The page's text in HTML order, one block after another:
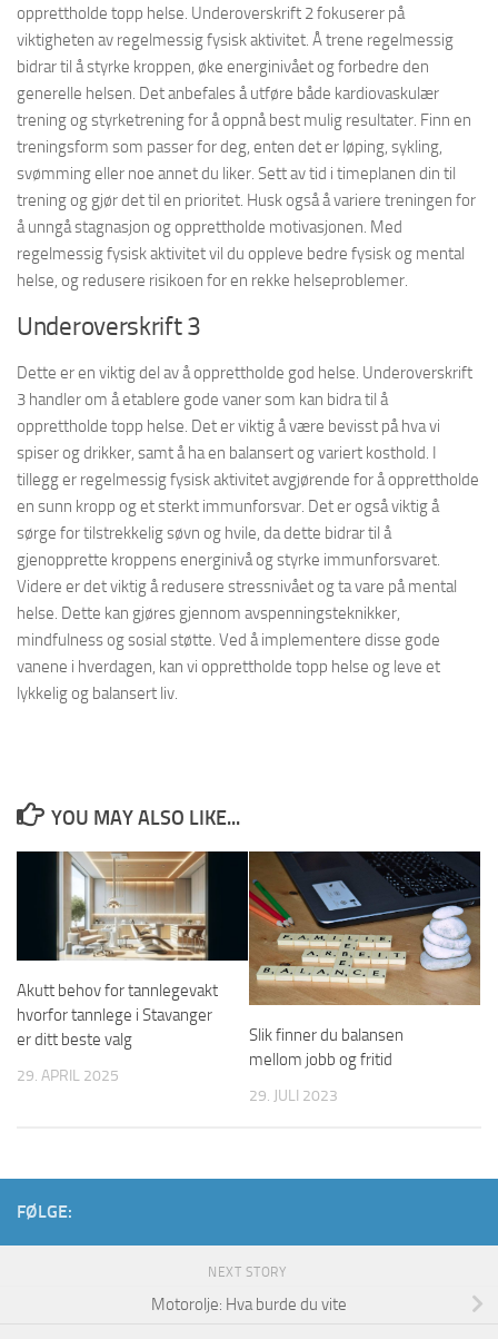
opprettholde topp helse. Underoverskrift 2 fokuserer på
viktigheten av regelmessig fysisk aktivitet. Å trene regelmessig
bidrar til å styrke kroppen, øke energinivået og forbedre den
generelle helsen. Det anbefales å utføre både kardiovaskulær
trening og styrketrening for å oppnå best mulig resultater. Finn en
treningsform som passer for deg, enten det er løping, sykling,
svømming eller noe annet du liker. Sett av tid i timeplanen din til
trening og gjør det til en prioritet. Husk også å variere treningen for
å unngå stagnasjon og opprettholde motivasjonen. Med
regelmessig fysisk aktivitet vil du oppleve bedre fysisk og mental
helse, og redusere risikoen for en rekke helseproblemer.
Underoverskrift 3
Dette er en viktig del av å opprettholde god helse. Underoverskrift
3 handler om å etablere gode vaner som kan bidra til å
opprettholde topp helse. Det er viktig å være bevisst på hva vi
spiser og drikker, samt å ha en balansert og variert kosthold. I
tillegg er regelmessig fysisk aktivitet avgjørende for å opprettholde
en sunn kropp og et sterkt immunforsvar. Det er også viktig å
sørge for tilstrekkelig søvn og hvile, da dette bidrar til å
gjenopprette kroppens energinivå og styrke immunforsvaret.
Videre er det viktig å redusere stressnivået og ta vare på mental
helse. Dette kan gjøres gjennom avspenningsteknikker,
mindfulness og sosial støtte. Ved å implementere disse gode
vanene i hverdagen, kan vi opprettholde topp helse og leve et
lykkelig og balansert liv.
YOU MAY ALSO LIKE...
Akutt behov for tannlegevakt
hvorfor tannlege i Stavanger
er ditt beste valg
29. APRIL 2025
Slik finner du balansen
mellom jobb og fritid
29. JULI 2023
FØLGE:
NEXT STORY
Motorolje: Hva burde du vite